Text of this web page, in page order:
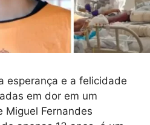
esperança e a felicidade
em dor em um
Miguel Fernandes